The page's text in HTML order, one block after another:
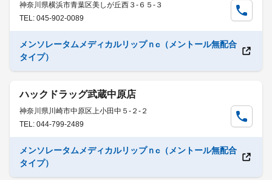
神奈川県横浜市青葉区美しが丘西３-６５-３
TEL: 045-902-0089
メンソレータムメディカルリップｎc（メントール無配合
タイプ）
ハックドラッグ武蔵中原店
神奈川県川崎市中原区上小田中５-２-２
TEL: 044-799-2489
メンソレータムメディカルリップｎc（メントール無配合
タイプ）